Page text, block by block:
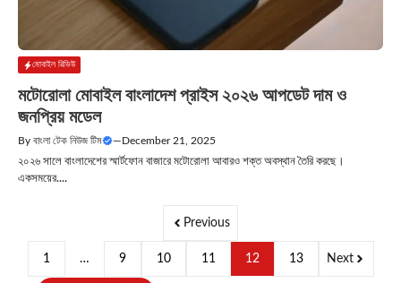
মোবাইল রিভিউ
মটোরোলা মোবাইল বাংলাদেশ প্রাইস ২০২৬ আপডেট দাম ও
জনপ্রিয় মডেল
By বাংলা টেক নিউজ টিম —December 21, 2025
২০২৬ সালে বাংলাদেশের স্মার্টফোন বাজারে মটোরোলা আবারও শক্ত অবস্থান তৈরি করছে।
একসময়ের....
Previous
1 … 9 10 11 12 13 Next